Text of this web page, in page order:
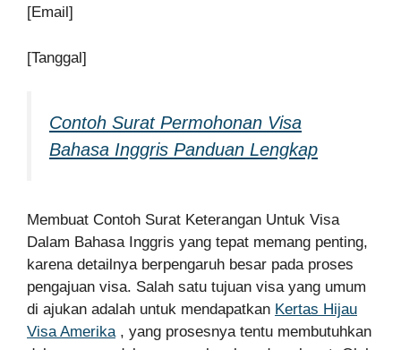
[Email]
[Tanggal]
Contoh Surat Permohonan Visa
Bahasa Inggris Panduan Lengkap
Membuat Contoh Surat Keterangan Untuk Visa
Dalam Bahasa Inggris yang tepat memang penting,
karena detailnya berpengaruh besar pada proses
pengajuan visa. Salah satu tujuan visa yang umum
di ajukan adalah untuk mendapatkan Kertas Hijau
Visa Amerika , yang prosesnya tentu membutuhkan